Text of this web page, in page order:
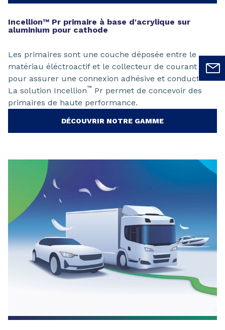
Incellion™ Pr primaire à base d'acrylique sur
aluminium pour cathode
Les primaires sont une couche déposée entre le
matériau éléctroactif et le collecteur de courant
pour assurer une connexion adhésive et conductrice.
La solution Incellion™ Pr permet de concevoir des
primaires de haute performance.
DÉCOUVRIR NOTRE GAMME